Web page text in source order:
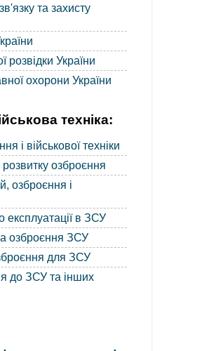
та захисту
розвідки України
охорони України
техніка:
і військової техніки
озброєння
озброєння і
в ЗСУ
озброєння ЗСУ
для ЗСУ
до ЗСУ та інших